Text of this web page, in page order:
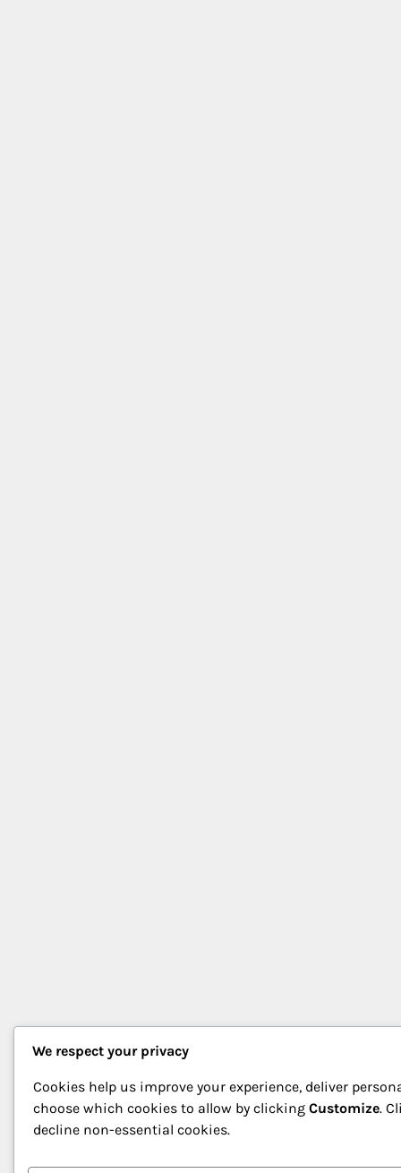
We respect your privacy
Cookies help us improve your experience, deliver
choose which cookies to allow by clicking Customize.
decline non-essential cookies.